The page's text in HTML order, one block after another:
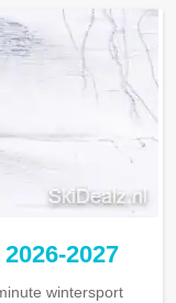
2027
wintersport